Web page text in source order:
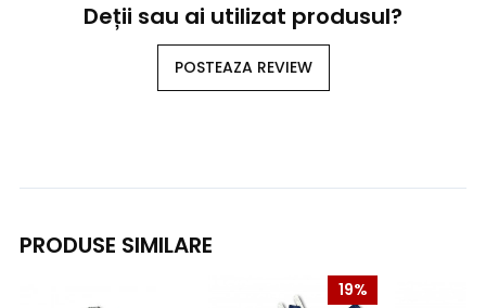
Deții sau ai utilizat produsul?
POSTEAZA REVIEW
PRODUSE SIMILARE
19%